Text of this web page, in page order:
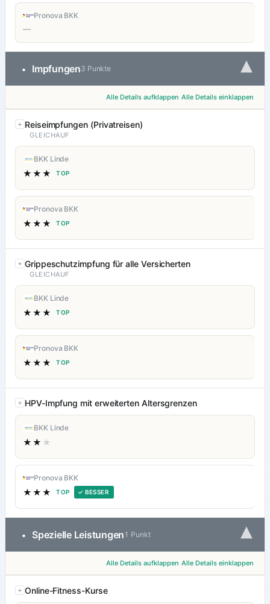
Pronova BKK
—
• Impfungen3 Punkte ▾
Alle Details aufklappen Alle Details einklappen
Reiseimpfungen (Privatreisen)
GLEICHAUF
BKK Linde
★★★ TOP
Pronova BKK
★★★ TOP
Grippeschutzimpfung für alle Versicherten
GLEICHAUF
BKK Linde
★★★ TOP
Pronova BKK
★★★ TOP
HPV-Impfung mit erweiterten Altersgrenzen
BKK Linde
★★ ★
Pronova BKK
★★★ TOP ✓ BESSER
• Spezielle Leistungen 1 Punkt ▾
Alle Details aufklappen Alle Details einklappen
Online-Fitness-Kurse